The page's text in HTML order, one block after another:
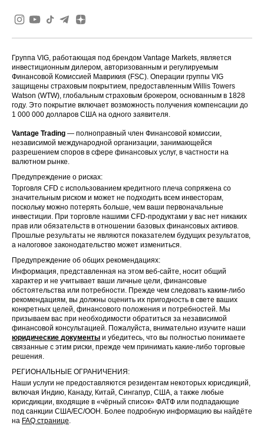
Группа VIG, работающая под брендом Vantage Markets, является
инвестиционным дилером, авторизованным и регулируемым
Финансовой Комиссией Маврикия (FSC). Операции группы VIG
защищены страховым покрытием, предоставленным Willis Towers
Watson (WTW), глобальным страховым брокером, основанным в 1828
году. Это покрытие включает возможность получения компенсации до
1 000 000 долларов США на одного заявителя.
Vantage Trading — полноправный член Финансовой комиссии,
независимой международной организации, занимающейся
разрешением споров в сфере финансовых услуг, в частности на
валютном рынке.
Предупреждение о рисках:
Торговля CFD с использованием кредитного плеча сопряжена со
значительным риском и может не подходить всем инвесторам,
поскольку можно потерять больше, чем ваши первоначальные
инвестиции. При торговле нашими CFD-продуктами у вас нет никаких
прав или обязательств в отношении базовых финансовых активов.
Прошлые результаты не являются показателем будущих результатов,
а налоговое законодательство может измениться.
Предупреждение об общих рекомендациях:
Информация, представленная на этом веб-сайте, носит общий
характер и не учитывает ваши личные цели, финансовые
обстоятельства или потребности. Прежде чем следовать каким-либо
рекомендациям, вы должны оценить их пригодность в свете ваших
конкретных целей, финансового положения и потребностей. Мы
призываем вас при необходимости обратиться за независимой
финансовой консультацией. Пожалуйста, внимательно изучите наши
юридические документы и убедитесь, что вы полностью понимаете
связанные с этим риски, прежде чем принимать какие-либо торговые
решения.
РЕГИОНАЛЬНЫЕ ОГРАНИЧЕНИЯ:
Наши услуги не предоставляются резидентам некоторых юрисдикций,
включая Индию, Канаду, Китай, Сингапур, США, а также любые
юрисдикции, входящие в «чёрный список» ФАТФ или подпадающие
под санкции США/ЕС/ООН. Более подробную информацию вы найдёте
на FAQ странице.